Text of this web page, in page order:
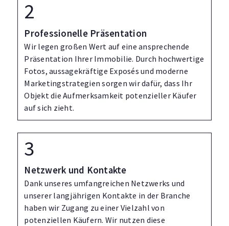
Professionelle Präsentation
Wir legen großen Wert auf eine ansprechende
Präsentation Ihrer Immobilie. Durch hochwertige
Fotos, aussagekräftige Exposés und moderne
Marketingstrategien sorgen wir dafür, dass Ihr
Objekt die Aufmerksamkeit potenzieller Käufer
auf sich zieht.
Netzwerk und Kontakte
Dank unseres umfangreichen Netzwerks und
unserer langjährigen Kontakte in der Branche
haben wir Zugang zu einer Vielzahl von
potenziellen Käufern. Wir nutzen diese